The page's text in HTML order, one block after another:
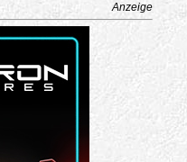
Anzeige